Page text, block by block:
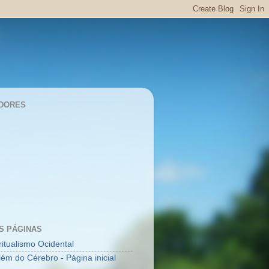
PÁGINAS
Ocidental
do Cérebro - Página inicial